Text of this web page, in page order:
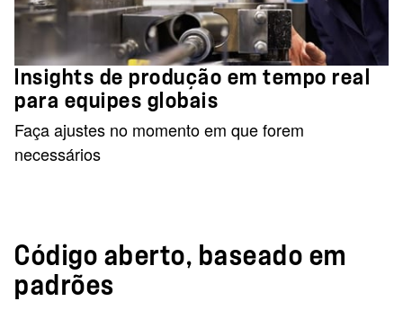
Insights de produção em tempo real
para equipes globais
Faça ajustes no momento em que forem
necessários
Código aberto, baseado em
padrões